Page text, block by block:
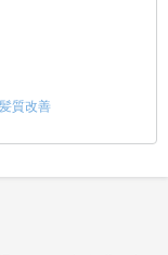
髪質改善